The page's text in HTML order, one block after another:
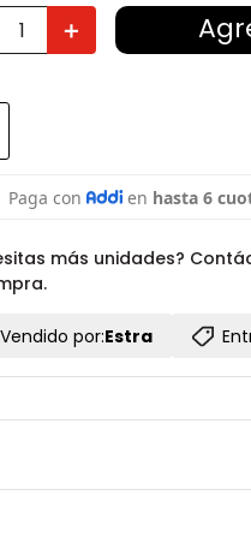
＋
más unidades?
Vendido por:Estra